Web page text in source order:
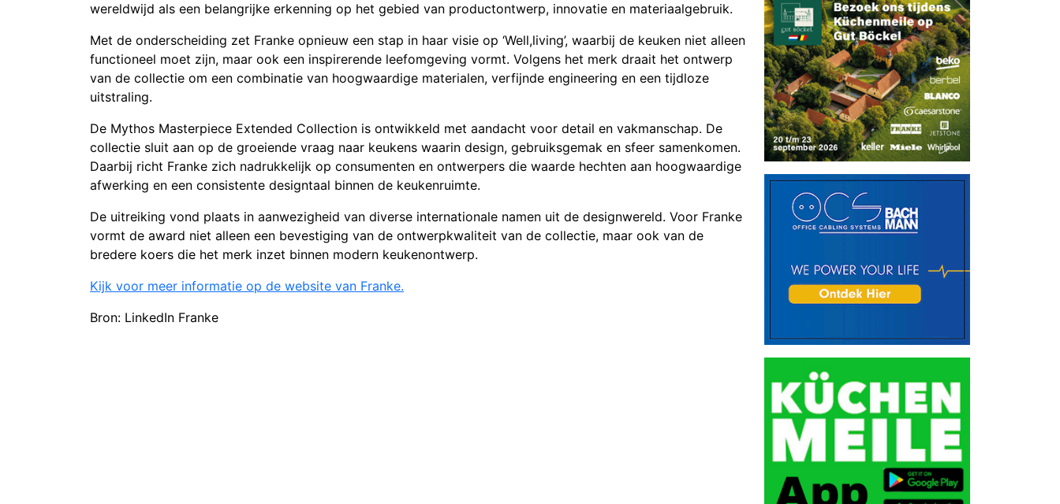
wereldwijd als een belangrijke erkenning op het gebied van productontwerp, innovatie en materiaalgebruik.
Met de onderscheiding zet Franke opnieuw een stap in haar visie op ‘Well,living’, waarbij de keuken niet alleen
functioneel moet zijn, maar ook een inspirerende leefomgeving vormt. Volgens het merk draait het ontwerp
van de collectie om een combinatie van hoogwaardige materialen, verfijnde engineering en een tijdloze
uitstraling.
De Mythos Masterpiece Extended Collection is ontwikkeld met aandacht voor detail en vakmanschap. De
collectie sluit aan op de groeiende vraag naar keukens waarin design, gebruiksgemak en sfeer samenkomen.
Daarbij richt Franke zich nadrukkelijk op consumenten en ontwerpers die waarde hechten aan hoogwaardige
afwerking en een consistente designtaal binnen de keukenruimte.
De uitreiking vond plaats in aanwezigheid van diverse internationale namen uit de designwereld. Voor Franke
vormt de award niet alleen een bevestiging van de ontwerpkwaliteit van de collectie, maar ook van de
bredere koers die het merk inzet binnen modern keukenontwerp.
Kijk voor meer informatie op de website van Franke.
Bron: LinkedIn Franke